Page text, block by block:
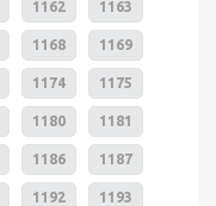
1162 1163
1168 1169
1174 1175
1180 1181
1186 1187
1192 1193